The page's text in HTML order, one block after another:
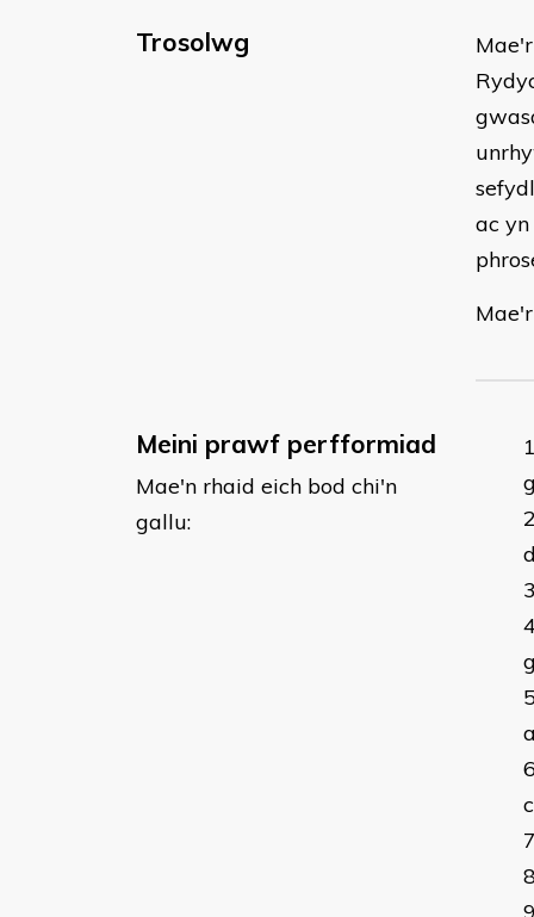
Trosolwg
ac
Meini prawf perfformiad
Mae'n rhaid eich bod chi'n
gallu: